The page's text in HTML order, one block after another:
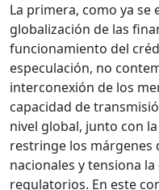
La primera, como ya se
globalización de las
funcionamiento del
especulación, no
interconexión de los
capacidad de
nivel global, junto con
restringe los márgenes
nacionales y tensiona
regulatorios. En este